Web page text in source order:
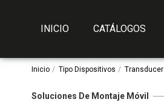
INICIO CATÁLOGOS
Inicio Tipo Dispositivos Transducer
Soluciones De Montaje Móvil